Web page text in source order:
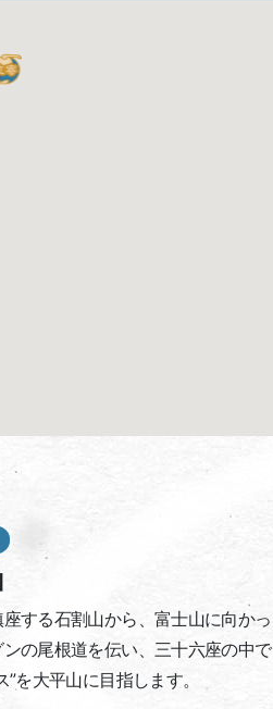
する石割山から、富士山に向かっ
の尾根道を伝い、三十六座の中で
を大平山に目指します。